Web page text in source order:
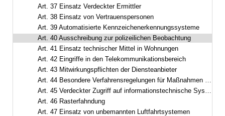
Art. 37 Einsatz Verdeckter Ermittler
Art. 38 Einsatz von Vertrauenspersonen
Art. 39 Automatisierte Kennzeichenerkennungssysteme
Art. 40 Ausschreibung zur polizeilichen Beobachtung
Art. 41 Einsatz technischer Mittel in Wohnungen
Art. 42 Eingriffe in den Telekommunikationsbereich
Art. 43 Mitwirkungspflichten der Diensteanbieter
Art. 44 Besondere Verfahrensregelungen für Maßnahmen nach den Art. 42 und 43
Art. 45 Verdeckter Zugriff auf informationstechnische Systeme
Art. 46 Rasterfahndung
Art. 47 Einsatz von unbemannten Luftfahrtsystemen